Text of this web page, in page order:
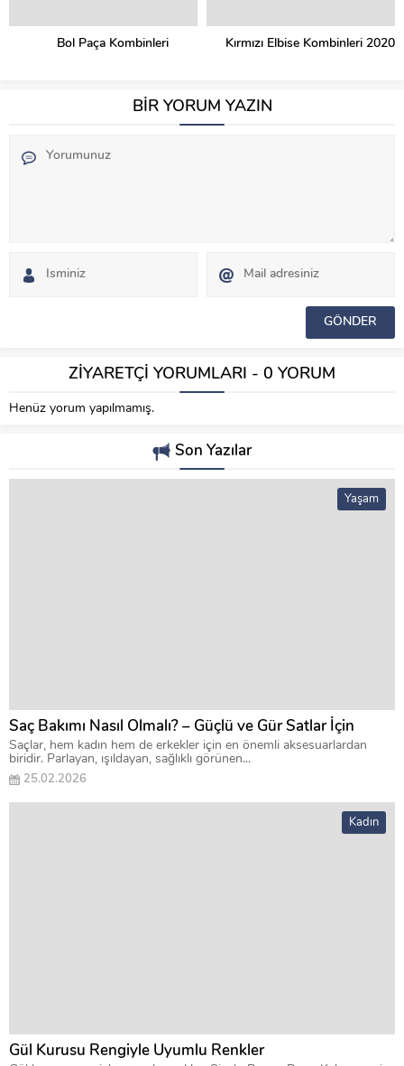
Bol Paça Kombinleri Kırmızı Elbise Kombinleri 2020
BİR YORUM YAZIN
ZİYARETÇİ YORUMLARI - 0 YORUM
Henüz yorum yapılmamış.
Son Yazılar
Yaşam
Saç Bakımı Nasıl Olmalı? – Güçlü ve Gür Satlar İçin
Saçlar, hem kadın hem de erkekler için en önemli aksesuarlardan
biridir. Parlayan, ışıldayan, sağlıklı görünen...
25.02.2026
Kadın
Gül Kurusu Rengiyle Uyumlu Renkler